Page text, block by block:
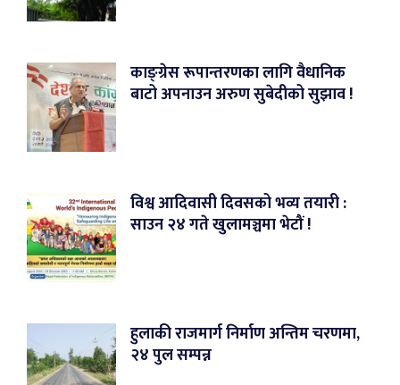
काङ्ग्रेस रूपान्तरणका लागि वैधानिक
बाटो अपनाउन अरुण सुबेदीको सुझाव !
विश्व आदिवासी दिवसको भव्य तयारी :
साउन २४ गते खुलामञ्चमा भेटौं !
हुलाकी राजमार्ग निर्माण अन्तिम चरणमा,
२४ पुल सम्पन्न